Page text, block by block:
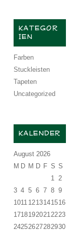
KATEGOR
IEN
Farben
Stuckleisten
Tapeten
Uncategorized
KALENDER
August 2026
M D M D F S S
1
2
3 4 5 6 7 8 9
1011 1213141516
1718192021 2223
24252627282930